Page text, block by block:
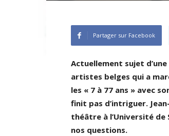
Partager sur Facebook
Actuellement sujet
artistes belges qui a
les « 7 à 77 ans » avec
finit pas d’intriguer.
théâtre à l’Université
nos questions.